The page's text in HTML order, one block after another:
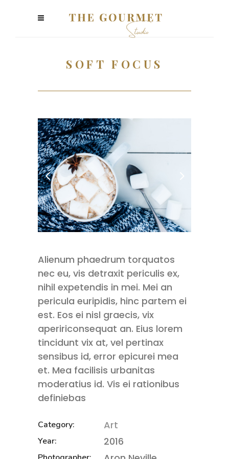
SOFT FOCUS
Alienum phaedrum torquatos
nec eu, vis detraxit periculis ex,
nihil expetendis in mei. Mei an
pericula euripidis, hinc partem ei
est. Eos ei nisl graecis, vix
apeririconsequat an. Eius lorem
tincidunt vix at, vel pertinax
sensibus id, error epicurei mea
et. Mea facilisis urbanitas
moderatius id. Vis ei rationibus
definiebas
Category: Art
Year: 2016